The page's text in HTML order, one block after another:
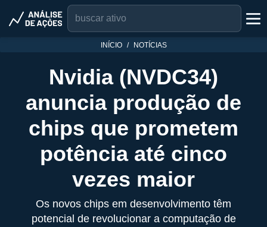
INÍCIO NOTÍCIAS
Nvidia (NVDC34)
anuncia produção de
chips que prometem
potência até cinco
vezes maior
Os novos chips em desenvolvimento têm
potencial de revolucionar a computação de